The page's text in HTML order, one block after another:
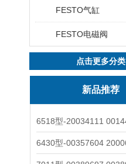
FESTO气缸
FESTO电磁阀
点击更多分类
新品推荐